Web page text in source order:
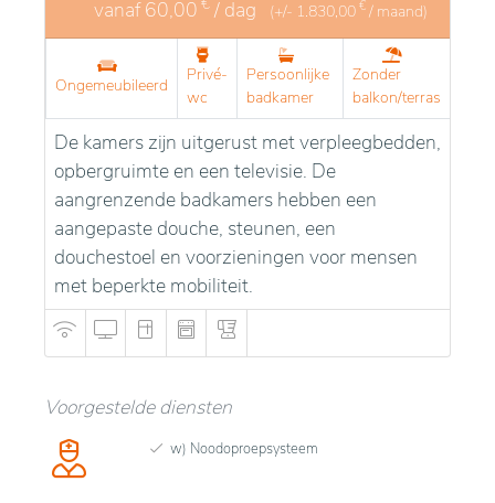
vanaf60,00 € / dag (+/- 1.830,00 € / maand)
Ongemeubileerd
Privé-
wc
Persoonlijke
badkamer
Zonder
balkon/terras
De kamers zijn uitgerust met verpleegbedden,
opbergruimte en een televisie. De
aangrenzende badkamers hebben een
aangepaste douche, steunen, een
douchestoel en voorzieningen voor mensen
met beperkte mobiliteit.
Voorgestelde diensten
w) Noodoproepsysteem